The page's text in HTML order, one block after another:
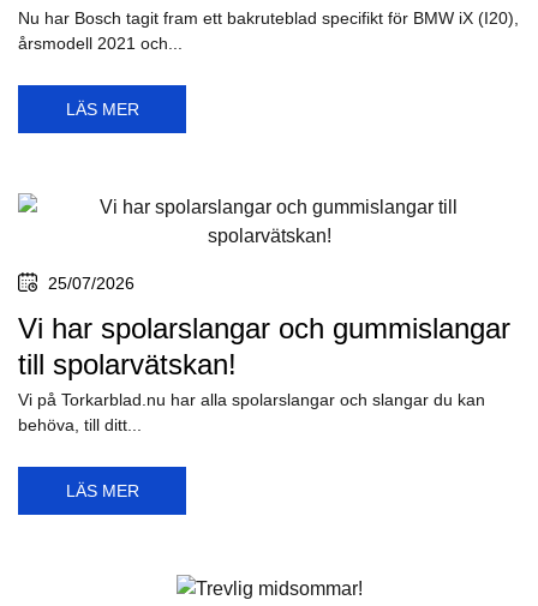
Nu har Bosch tagit fram ett bakruteblad specifikt för BMW iX (I20),
årsmodell 2021 och...
LÄS MER
25/07/2026
Vi har spolarslangar och gummislangar
till spolarvätskan!
Vi på Torkarblad.nu har alla spolarslangar och slangar du kan
behöva, till ditt...
LÄS MER